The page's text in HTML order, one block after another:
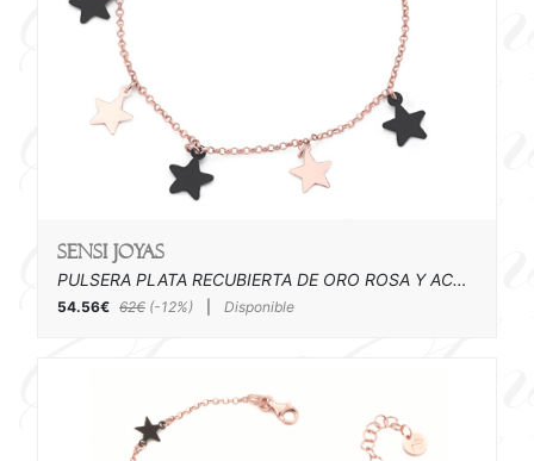
SENSI joyas
PULSERA PLATA RECUBIERTA DE ORO ROSA Y ACRILICO
54.56€ 62€ (-12%) Disponible